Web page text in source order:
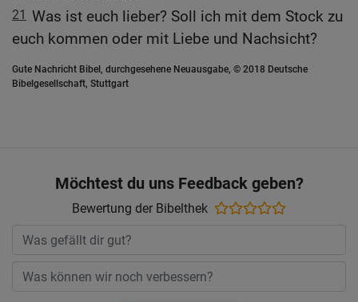
21 Was ist euch lieber? Soll ich mit dem Stock zu
euch kommen oder mit Liebe und Nachsicht?
Gute Nachricht Bibel, durchgesehene Neuausgabe, © 2018 Deutsche
Bibelgesellschaft, Stuttgart
Möchtest du uns Feedback geben?
Bewertung der Bibelthek